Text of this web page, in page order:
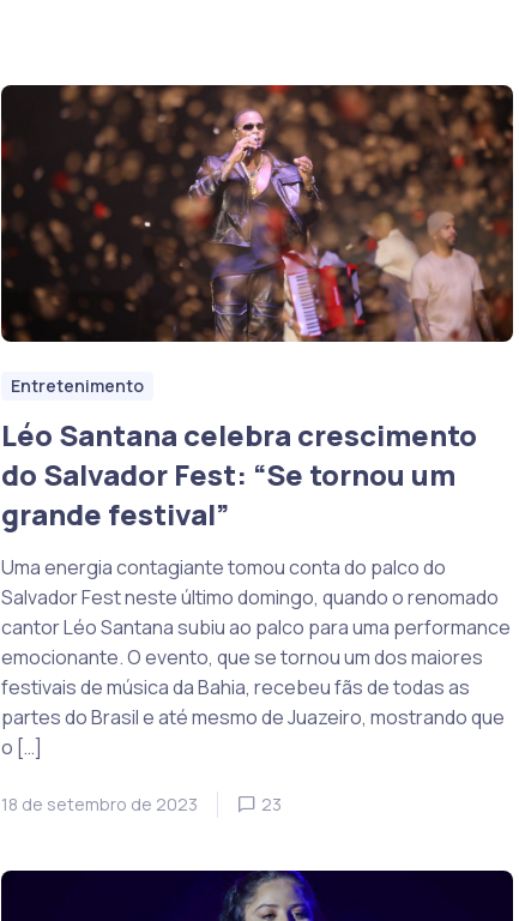
Entretenimento
Léo Santana celebra crescimento
do Salvador Fest: “Se tornou um
grande festival”
Uma energia contagiante tomou conta do palco do
Salvador Fest neste último domingo, quando o renomado
cantor Léo Santana subiu ao palco para uma performance
emocionante. O evento, que se tornou um dos maiores
festivais de música da Bahia, recebeu fãs de todas as
partes do Brasil e até mesmo de Juazeiro, mostrando que
o […]
18 de setembro de 2023 23